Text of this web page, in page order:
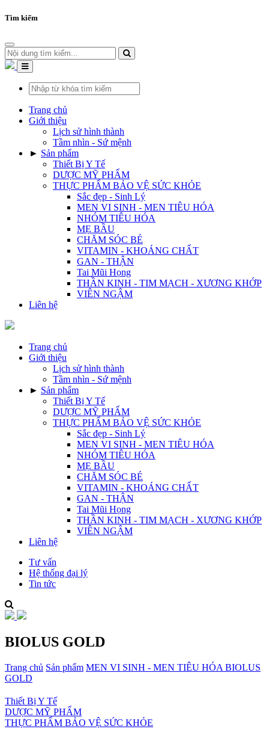
Tìm kiếm
Trang chủ
Giới thiệu
Lịch sử hình thành
Tầm nhìn - Sứ mệnh
► Sản phẩm
Thiết Bị Y Tế
DƯỢC MỸ PHẨM
THỰC PHẨM BẢO VỆ SỨC KHỎE
Sắc đẹp - Sinh Lý
MEN VI SINH - MEN TIÊU HÓA
NHÓM TIÊU HÓA
MẸ BẦU
CHĂM SÓC BÉ
VITAMIN - KHOÁNG CHẤT
GAN - THẬN
Tai Mũi Họng
THẦN KINH - TIM MẠCH - XƯƠNG KHỚP
VIÊN NGẬM
Liên hệ
Trang chủ
Giới thiệu
Lịch sử hình thành
Tầm nhìn - Sứ mệnh
► Sản phẩm
Thiết Bị Y Tế
DƯỢC MỸ PHẨM
THỰC PHẨM BẢO VỆ SỨC KHỎE
Sắc đẹp - Sinh Lý
MEN VI SINH - MEN TIÊU HÓA
NHÓM TIÊU HÓA
MẸ BẦU
CHĂM SÓC BÉ
VITAMIN - KHOÁNG CHẤT
GAN - THẬN
Tai Mũi Họng
THẦN KINH - TIM MẠCH - XƯƠNG KHỚP
VIÊN NGẬM
Liên hệ
Tư vấn
Hệ thống đại lý
Tin tức
BIOLUS GOLD
Trang chủ Sản phẩm MEN VI SINH - MEN TIÊU HÓA BIOLUS
GOLD
Thiết Bị Y Tế
DƯỢC MỸ PHẨM
THỰC PHẨM BẢO VỆ SỨC KHỎE